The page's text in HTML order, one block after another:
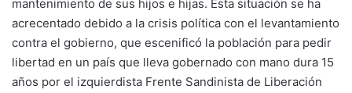
mantenimiento de sus hijos e hijas. Esta situación se ha
acrecentado debido a la crisis política con el levantamiento
contra el gobierno, que escenificó la población para pedir
libertad en un país que lleva gobernado con mano dura 15
años por el izquierdista Frente Sandinista de Liberación